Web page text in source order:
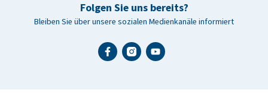
Folgen Sie uns bereits?
Bleiben Sie über unsere sozialen Medienkanäle informiert